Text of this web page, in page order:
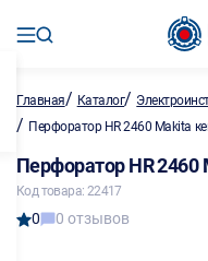
Главная/ Каталог/
/ Перфоратор HR 2460 Makita
Перфоратор HR 2460
Код товара: 22417
0 0 отзывов